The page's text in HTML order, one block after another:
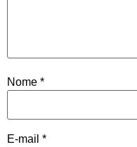
Nome *
E-mail *